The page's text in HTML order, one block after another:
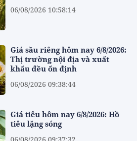
06/08/2026 10:58:14
Giá sầu riêng hôm nay 6/8/2026:
Thị trường nội địa và xuất
khẩu đều ổn định
06/08/2026 09:38:44
Giá tiêu hôm nay 6/8/2026: Hồ
tiêu lặng sóng